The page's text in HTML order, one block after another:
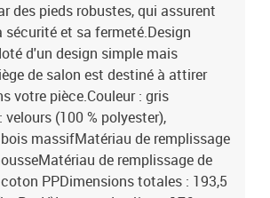
des pieds robustes, qui assurent
sécurité et sa fermeté.Design
d'un design simple mais
de salon est destiné à attirer
votre pièce.Couleur : gris
(100 % polyester),
massifMatériau de remplissage
de remplissage de
coton PPDimensions totales : 193,5